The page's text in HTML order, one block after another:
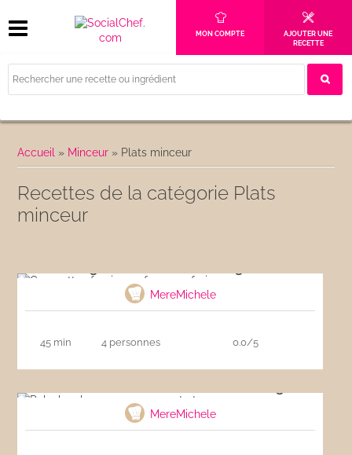
MON COMPTE
AJOUTER UNE
RECETTE
Accueil » Minceur » Plats minceur
Recettes de la catégorie Plats
minceur
MereMichele
45 min 4 personnes 0.0/5
MereMichele